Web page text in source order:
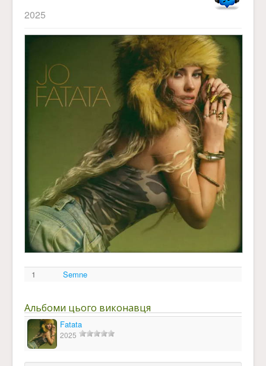
2025
1 Semne
Альбоми цього виконавця
Fatata
2025